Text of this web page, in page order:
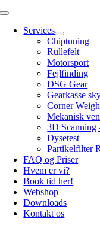
Skip
content
Toggle
NavigationServices
Chiptuning
Rullefelt
Motorsport
Fejlfinding
DSG Gear
Gearkasse
Corner
Mekanisk
3D Scanning
Dysetest
Partikelfilter
FAQ og Priser
Hvem er vi?
Book tid her!
Webshop
Downloads
Kontakt os